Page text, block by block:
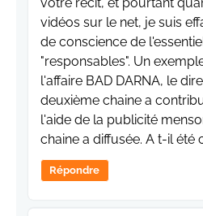
vidéos sur le net, je suis
de conscience de
"responsables". Un
l'affaire BAD DARNA, le
deuxième chaine a
l'aide de la publicité
chaine a diffusée. A t-il été
Répondre